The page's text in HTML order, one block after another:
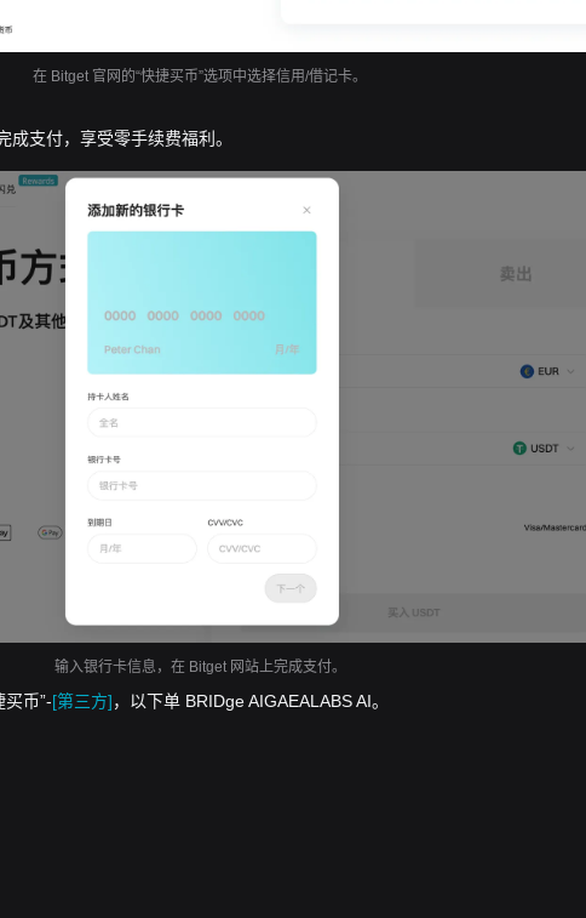
在 Bitget 官网的“快捷买币”选项中选择信用/借记卡。
支付，享受零手续费福利。
输入银行卡信息，在 Bitget 网站上完成支付。
币”-[第三方]，以下单 BRIDge AIGAEALABS AI。